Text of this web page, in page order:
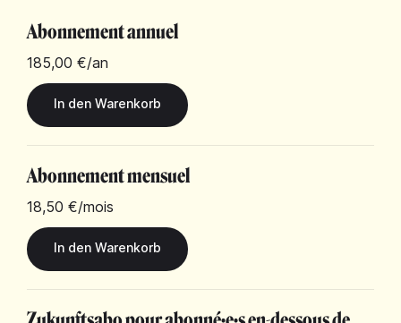
Abonnement annuel
185,00 €/an
Abonnement mensuel
18,50 €/mois